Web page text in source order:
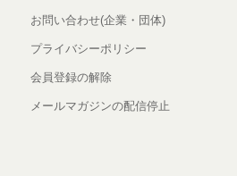
お問い合わせ(企業・団体)
プライバシーポリシー
会員登録の解除
メールマガジンの配信停止